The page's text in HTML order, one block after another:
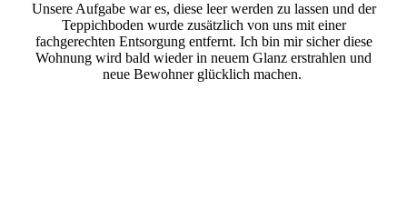
Unsere Aufgabe war es, diese leer werden zu lassen und der
Teppichboden wurde zusätzlich von uns mit einer
fachgerechten Entsorgung entfernt. Ich bin mir sicher diese
Wohnung wird bald wieder in neuem Glanz erstrahlen und
neue Bewohner glücklich machen.